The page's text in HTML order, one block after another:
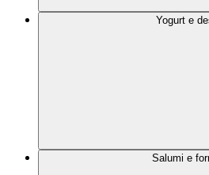
Yogurt e
Salumi e